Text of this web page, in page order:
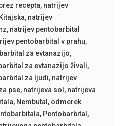
recepta, natrijev
, natrijev
, natrijev pentobarbital
pentobarbital v prahu,
za evtanazijo,
za evtanazijo živali,
za ljudi, natrijev
pse, natrijeva sol , natrijeva
, Nembutal , odmerek
, Pentobarbital ,